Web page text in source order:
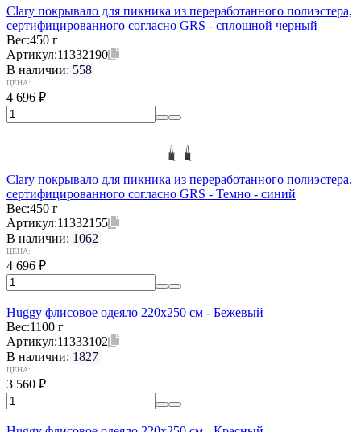
Clary покрывало для пикника из переработанного полиэстера,
сертифицированного согласно GRS - сплошной черный
Вес:450 г
Артикул:11332190
В наличии: 558
ЦЕНА:
4 696 ₽
Clary покрывало для пикника из переработанного полиэстера,
сертифицированного согласно GRS - Темно - синий
Вес:450 г
Артикул:11332155
В наличии: 1062
ЦЕНА:
4 696 ₽
Huggy флисовое одеяло 220x250 см - Бежевый
Вес:1100 г
Артикул:11333102
В наличии: 1827
ЦЕНА:
3 560 ₽